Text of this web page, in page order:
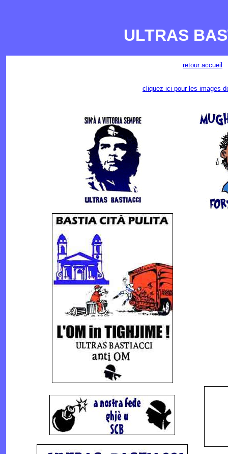
ULTRAS
retour accueil
cliquez ici pour les images